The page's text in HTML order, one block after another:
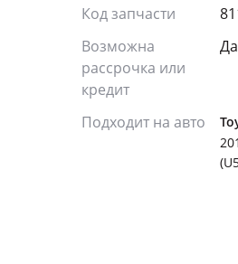
Код запчасти
Возможна
рассрочка или
кредит
Да
Подходит на авто